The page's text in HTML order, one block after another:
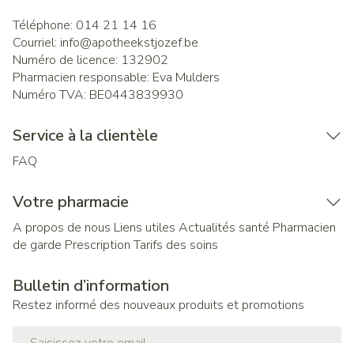
Téléphone: 014 21 14 16
Courriel: info@apotheekstjozef.be
Numéro de licence: 132902
Pharmacien responsable: Eva Mulders
Numéro TVA: BE0443839930
Service à la clientèle
FAQ
Votre pharmacie
A propos de nous Liens utiles Actualités santé Pharmacien
de garde Prescription Tarifs des soins
Bulletin d’information
Restez informé des nouveaux produits et promotions